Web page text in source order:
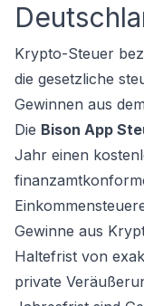
Krypto-Steuer
die gesetzliche
Gewinnen aus
Die Bison App
Jahr einen
Gewinne aus
Haltefrist von
private